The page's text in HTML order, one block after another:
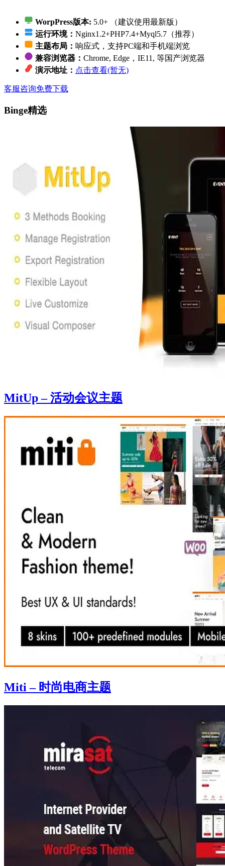
WorpPress版本: 5.0+ （建议使用最新版）
运行环境： Nginx1.2+PHP7.4+Myql5.7（推荐）
主题布局： 响应式，支持PC端和手机端浏览
兼容浏览器： Chrome, Edge，IE11, 等国产浏览器
演示地址： 点击查看(暂无)
客服咨询免费下载
Binge精选
MitUp – 活动会议主题
Miti – 时尚电商主题